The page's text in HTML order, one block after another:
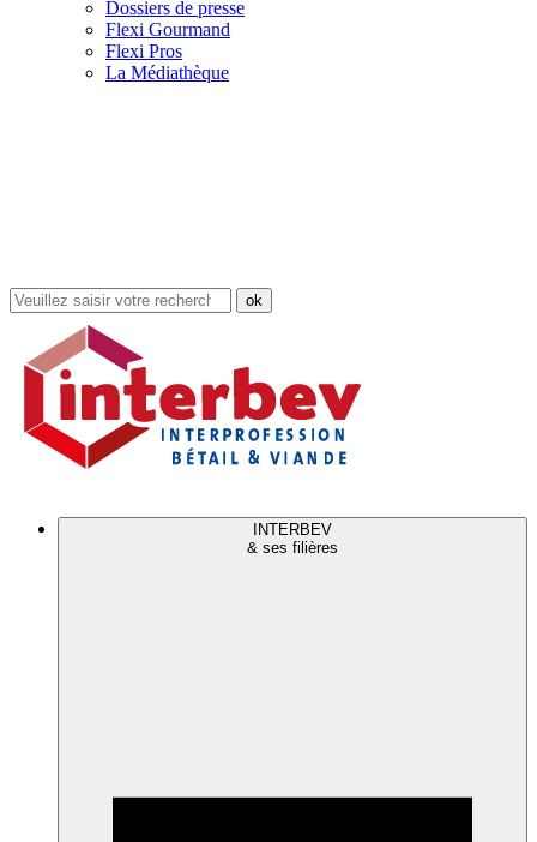
Dossiers de presse
Flexi Gourmand
Flexi Pros
La Médiathèque
Rechercher
dans
site
INTERBEV
& ses filières